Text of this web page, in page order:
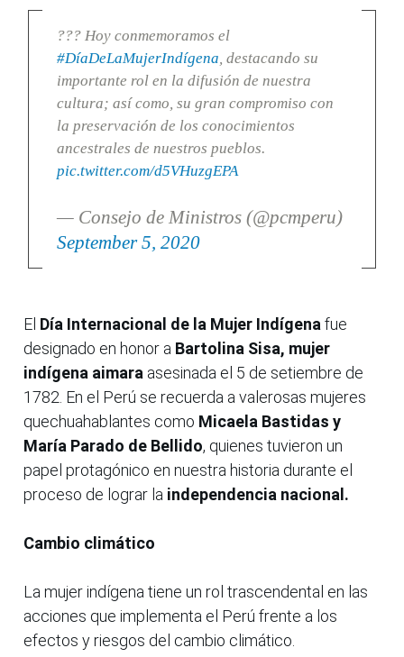
??? Hoy conmemoramos el
#DíaDeLaMujerIndígena , destacando su
importante rol en la difusión de nuestra
cultura; así como, su gran compromiso con
la preservación de los conocimientos
ancestrales de nuestros pueblos.
pic.twitter.com/d5VHuzgEPA
— Consejo de Ministros (@pcmperu)
September 5, 2020
El Día Internacional de la Mujer Indígenafue
designado en honor a Bartolina Sisa, mujer
indígena aimara asesinada el 5 de setiembre de
1782. En el Perú se recuerda a valerosas mujeres
quechuahablantes como Micaela Bastidas y
María Parado de Bellido, quienes tuvieron un
papel protagónico en nuestra historia durante el
proceso de lograr la independencia nacional.
Cambio climático
La mujer indígena tiene un rol trascendental en las
acciones que implementa el Perú frente a los
efectos y riesgos del cambio climático.